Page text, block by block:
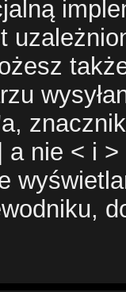
a nie < i